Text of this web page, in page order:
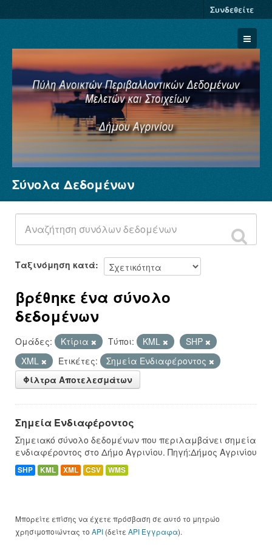
Συνδεθείτε
Σύνολα Δεδομένων
Φορείς
Ομάδες
Σχετικά
Σύνολα Δεδομένων
Ταξινόμηση κατά
βρέθηκε ένα σύνολο
δεδομένων
Ομάδες: Κτίρια Τύποι: KML
SHP
XML
Ετικέτες:
Σημεία Ενδιαφέροντος
Φίλτρα Αποτελεσμάτων
Σημεία Ενδιαφέροντος
Σημειακό σύνολο δεδομένων που περιλαμβάνει σημεία
ενδιαφέροντος στο Δήμο Αγρινίου. Πηγή:Δήμος Αγρινίου
SHP KML XML CSV WMS
Μπορείτε επίσης να έχετε πρόσβαση σε αυτό το μητρώο
χρησιμοποιώντας το API (δείτε API Έγγραφα).